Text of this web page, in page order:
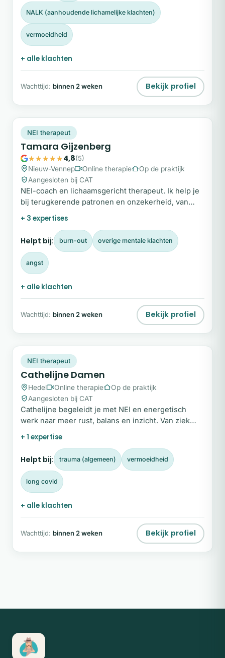
NALK (aanhoudende lichamelijke klachten)
vermoeidheid
+ alle klachten
Wachttijd: binnen 2 weken Bekijk profiel
Plek beschikbaar
NEI therapeut
Tamara Gijzenberg
4,8(5)
Nieuw-Vennep
Online therapie
Op de praktijk
Aangesloten bij CAT
NEI-coach en lichaamsgericht therapeut. Ik help je
bij terugkerende patronen en onzekerheid, van
overleven naar leven vanuit zachtheid.
+ 3 expertises
Helpt bij: burn-out overige mentale klachten
angst
+ alle klachten
Wachttijd: binnen 2 weken Bekijk profiel
Plek beschikbaar
NEI therapeut
Cathelijne Damen
Hedel Online therapie
Op de praktijk
Aangesloten bij CAT
Cathelijne begeleidt je met NEI en energetisch
werk naar meer rust, balans en inzicht. Van ziek
naar energiek.
+ 1 expertise
Helpt bij: trauma (algemeen) vermoeidheid
long covid
+ alle klachten
Wachttijd: binnen 2 weken Bekijk profiel